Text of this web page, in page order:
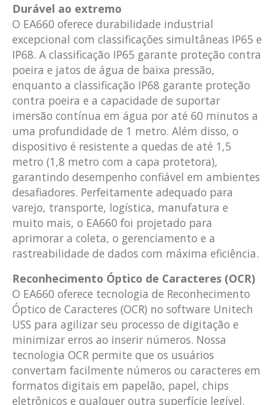
Durável ao extremo
O EA660 oferece durabilidade industrial
excepcional com classificações simultâneas IP65 e
IP68. A classificação IP65 garante proteção contra
poeira e jatos de água de baixa pressão,
enquanto a classificação IP68 garante proteção
contra poeira e a capacidade de suportar
imersão contínua em água por até 60 minutos a
uma profundidade de 1 metro. Além disso, o
dispositivo é resistente a quedas de até 1,5
metro (1,8 metro com a capa protetora),
garantindo desempenho confiável em ambientes
desafiadores. Perfeitamente adequado para
varejo, transporte, logística, manufatura e
muito mais, o EA660 foi projetado para
aprimorar a coleta, o gerenciamento e a
rastreabilidade de dados com máxima eficiência.
Reconhecimento Óptico de Caracteres (OCR)
O EA660 oferece tecnologia de Reconhecimento
Óptico de Caracteres (OCR) no software Unitech
USS para agilizar seu processo de digitação e
minimizar erros ao inserir números. Nossa
tecnologia OCR permite que os usuários
convertam facilmente números ou caracteres em
formatos digitais em papelão, papel, chips
eletrônicos e qualquer outra superfície legível.